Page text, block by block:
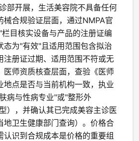
部开展，生活美容院不具备任何
械合规验证层面，通过NMPA官
目核实设备与产品的注册证编
态为"有效"且适用范围包含拟治
注册证过期、适用范围不符或无
医师资质核查层面，查验《医师
地点是否与当前机构一致，执业
病与性病专业"或"整形外
），并确认其已完成美容主诊医
地卫生健康部门查询）。价格合
认识到合规成本是价格的重要组